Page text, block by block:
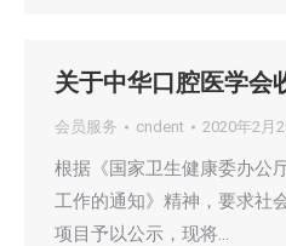
关于中华口腔医学会
会员服务 cndent 2020年2月
根据《国家卫生健康委办公
工作的通知》精神，要求社
项目予以公示，现将…